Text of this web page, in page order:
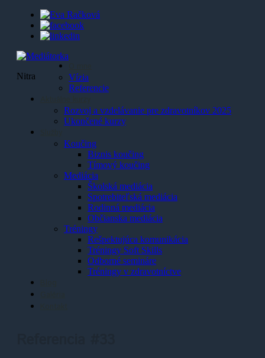
Nitra
Vízia
Referencie
Rozvoj a vzdelávanie pre zdravotníkov 2025
Ukončené kurzy
Koučing
Biznis koučing
Tímový koučing
Mediácia
Školská mediácia
Spotrebiteľská mediácia
Rodinná mediácia
Občianska mediácia
Tréningy
Rešpektujúca komunikácia
Tréningy Soft Skills
Odborné semináre
Tréningy v zdravotníctve